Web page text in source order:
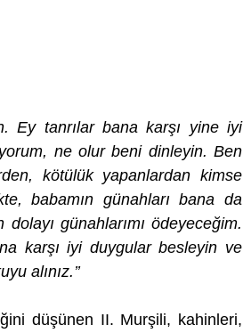
Ey tanrılar bana karşı yine iyi
ne olur beni dinleyin. Ben
kötülük yapanlardan kimse
babamın günahları bana da
günahlarımı ödeyeceğim.
karşı iyi duygular besleyin ve
alınız.’’
düşünen II. Murşili, kahinleri,